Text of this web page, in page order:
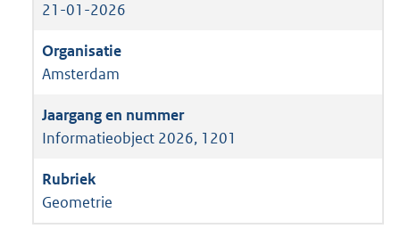
21-01-2026
Amsterdam
Informatieobject 2026, 1201
Geometrie